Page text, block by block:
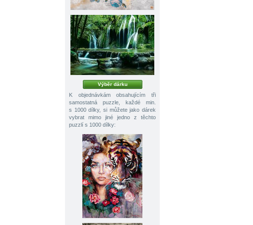
Výběr dárku
K objednávkám obsahujícím tři
samostatná puzzle, každé min.
s 1000 dílky, si můžete jako dárek
vybrat mimo jiné jedno z těchto
puzzlí s 1000 dílky: